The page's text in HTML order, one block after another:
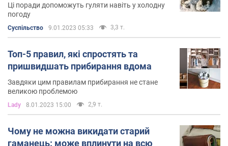
Ці поради допоможуть гуляти навіть у холодну
погоду
Суспільство 9.01.2023 05:33 3,3 т.
Топ-5 правил, які спростять та
пришвидшать прибирання вдома
Завдяки цим правилам прибирання не стане
великою проблемою
Lady 8.01.2023 15:00 2,9 т.
Чому не можна викидати старий
гаманець: може вплинути на всю